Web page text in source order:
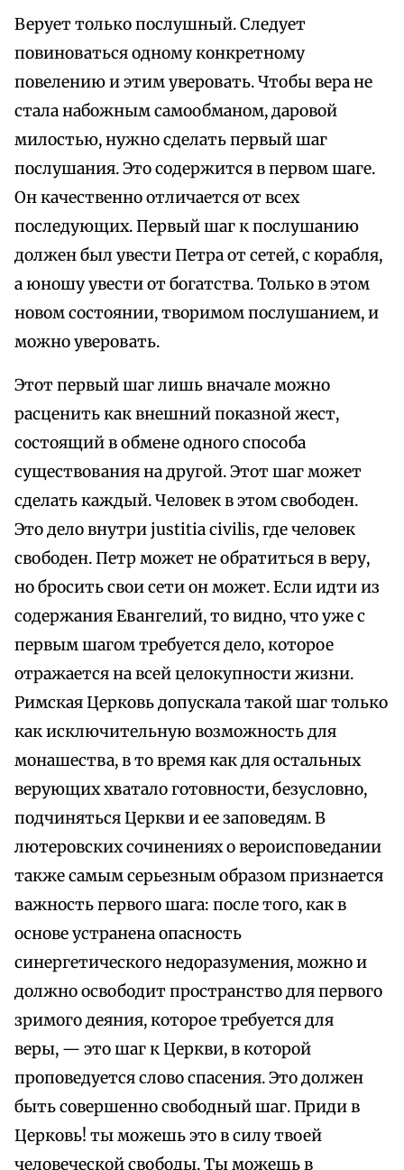
Верует только послушный. Следует
повиноваться одному конкретному
повелению и этим уверовать. Чтобы вера не
стала набожным самообманом, даровой
милостью, нужно сделать первый шаг
послушания. Это содержится в первом шаге.
Он качественно отличается от всех
последующих. Первый шаг к послушанию
должен был увести Петра от сетей, с корабля,
а юношу увести от богатства. Только в этом
новом состоянии, творимом послушанием, и
можно уверовать.
Этот первый шаг лишь вначале можно
расценить как внешний показной жест,
состоящий в обмене одного способа
существования на другой. Этот шаг может
сделать каждый. Человек в этом свободен.
Это дело внутри justitia civilis, где человек
свободен. Петр может не обратиться в веру,
но бросить свои сети он может. Если идти из
содержания Евангелий, то видно, что уже с
первым шагом требуется дело, которое
отражается на всей целокупности жизни.
Римская Церковь допускала такой шаг только
как исключительную возможность для
монашества, в то время как для остальных
верующих хватало готовности, безусловно,
подчиняться Церкви и ее заповедям. В
лютеровских сочинениях о вероисповедании
также самым серьезным образом признается
важность первого шага: после того, как в
основе устранена опасность
синергетического недоразумения, можно и
должно освободит пространство для первого
зримого деяния, которое требуется для
веры, — это шаг к Церкви, в которой
проповедуется слово спасения. Это должен
быть совершенно свободный шаг. Приди в
Церковь! ты можешь это в силу твоей
человеческой свободы. Ты можешь в